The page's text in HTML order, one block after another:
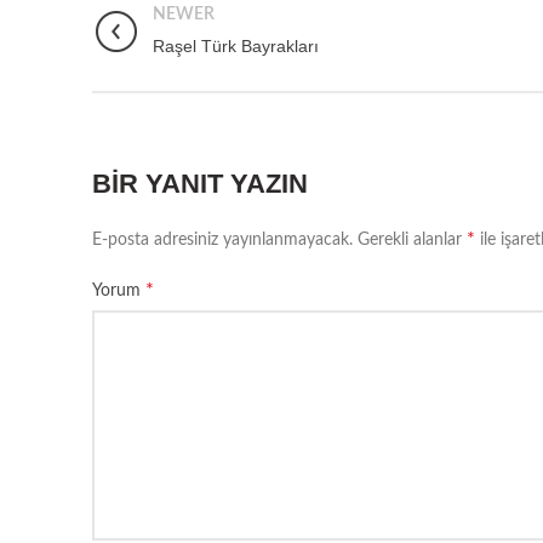
NEWER
Raşel Türk Bayrakları
BIR YANIT YAZIN
E-posta adresiniz yayınlanmayacak. Gerekli alanlar * ile
Yorum *